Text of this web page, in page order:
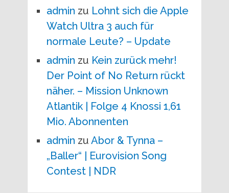
admin zu Lohnt sich die Apple
Watch Ultra 3 auch für
normale Leute? – Update
admin zu Kein zurück mehr!
Der Point of No Return rückt
näher. – Mission Unknown
Atlantik | Folge 4 Knossi 1,61
Mio. Abonnenten
admin zu Abor & Tynna –
„Baller“ | Eurovision Song
Contest | NDR